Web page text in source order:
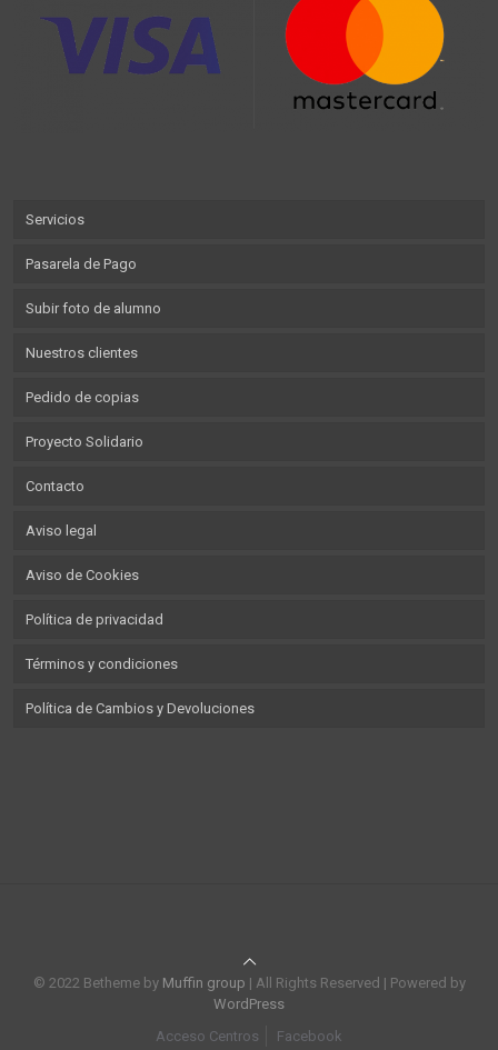
Servicios
Pasarela de Pago
Subir foto de alumno
Nuestros clientes
Pedido de copias
Proyecto Solidario
Contacto
Aviso legal
Aviso de Cookies
Política de privacidad
Términos y condiciones
Política de Cambios y Devoluciones
© 2022 Betheme by Muffin group | All Rights Reserved | Powered by
WordPress
Acceso Centros
Facebook